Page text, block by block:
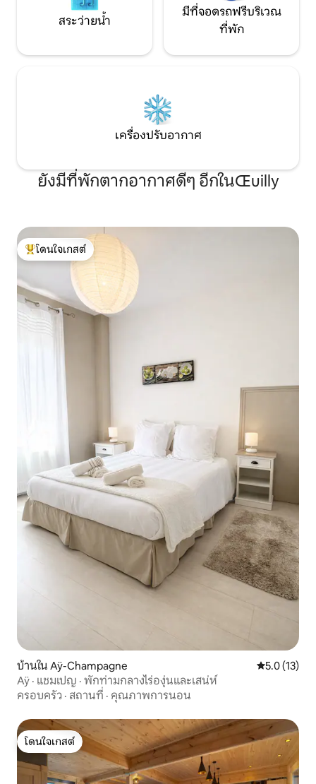
สระว่ายน้ำ
มีที่จอดรถฟรีบริเวณ
ที่พัก
เครื่องปรับอากาศ
ยังมีที่พักตากอากาศดีๆ อีกในŒuilly
โดนใจเกสต์ที่สุด
โดนใจเกสต์
บ้านใน Aÿ-Champagne คะแนนเฉลี่ย
5.0 (13)
Aÿ · แชมเปญ · พักท่ามกลางไร่องุ่นและเสน่ห์
ครอบครัว · สถานที่ · คุณภาพการนอน
โดนใจเกสต์
โดนใจเกสต์